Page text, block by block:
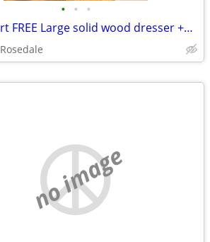
• • •
CURB alert FREE Large solid wood dresser +mirror free
Rosedale
no image